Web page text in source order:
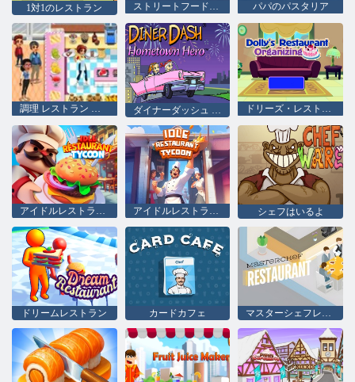
1対1のレストラン ストリートフード株式会社 パパのパスタリア
調理 レストラン キッチン ドリーズ・レストランの主催
アイドルレストラン タイクーン アイドルレストラン タイクーン シェフはいるよ
ドリームレストラン カードカフェ マスターシェフレストラン